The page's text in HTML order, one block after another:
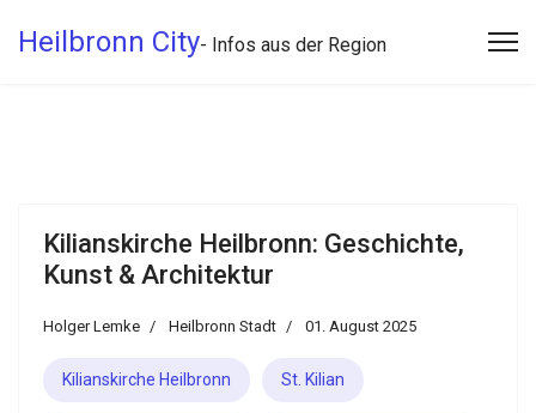
Heilbronn City- Infos aus der Region
Kilianskirche Heilbronn: Geschichte,
Kunst & Architektur
Holger Lemke Heilbronn Stadt 01. August 2025
Kilianskirche Heilbronn St. Kilian